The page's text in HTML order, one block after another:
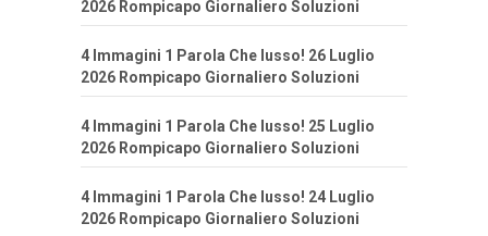
2026 Rompicapo Giornaliero Soluzioni
4 Immagini 1 Parola Che lusso! 26 Luglio
2026 Rompicapo Giornaliero Soluzioni
4 Immagini 1 Parola Che lusso! 25 Luglio
2026 Rompicapo Giornaliero Soluzioni
4 Immagini 1 Parola Che lusso! 24 Luglio
2026 Rompicapo Giornaliero Soluzioni